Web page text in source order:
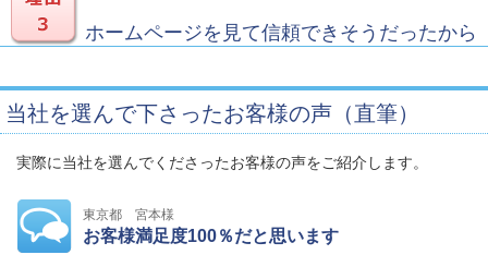
ホームページを見て信頼できそうだったから
当社を選んで下さったお客様の声（直筆）
実際に当社を選んでくださったお客様の声をご紹介します。
東京都 宮本様
お客様満足度100％だと思います